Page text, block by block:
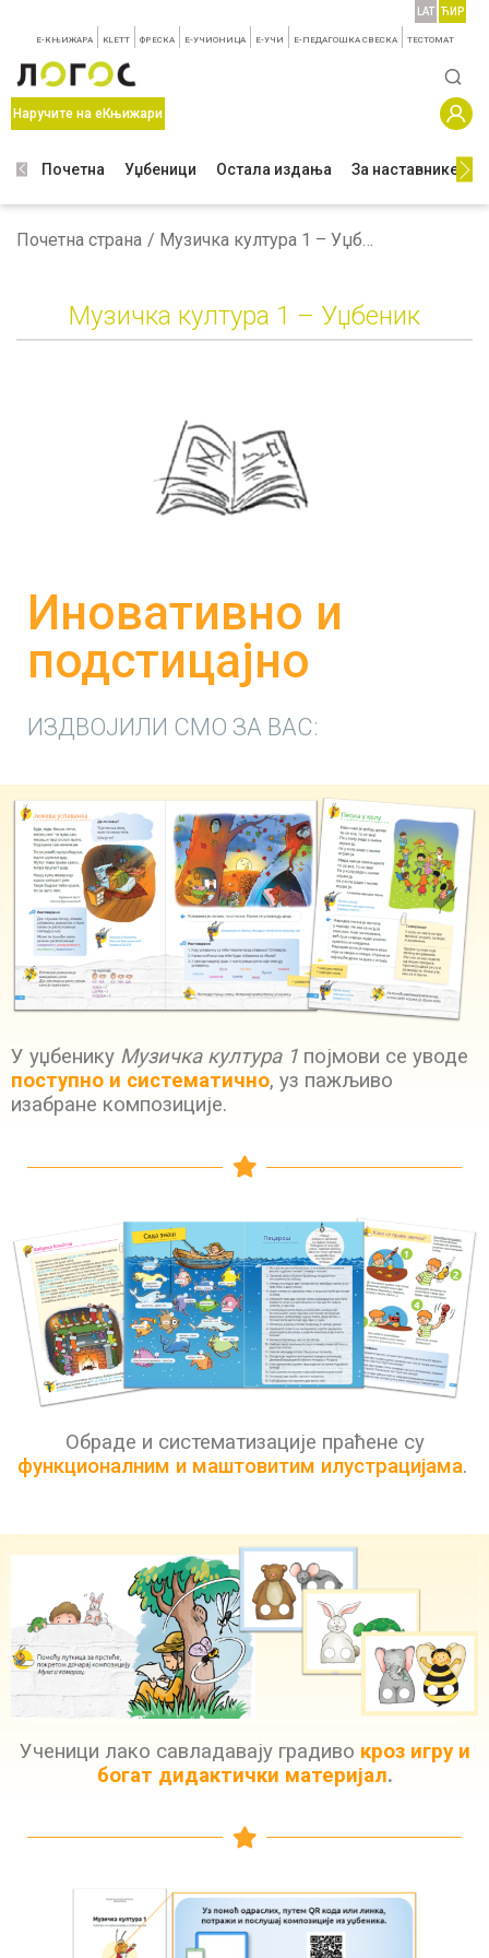
E-КЊИЖАРА KLETT ФРЕСКА E-УЧИОНИЦА E-УЧИ Е-ПЕДАГОШКА СВЕСКА TЕСТОМАТ
LAT ЋИР
Наручите на еКњижари
Почетна Уџбеници Остала издања За наставнике
Почетна страна Музичка култура 1 – Уџбеник
Музичка култура 1 – Уџбеник
Иновативно и
подстицајно
ИЗДВОЈИЛИ СМО ЗА ВАС:
У уџбенику Музичка култура 1 појмови се уводе
поступно и систематично, уз пажљиво
изабране композиције.
Обраде и систематизације праћене су
функционалним и маштовитим илустрацијама.
Ученици лако савладавају градиво кроз игру и
богат дидактички материјал.